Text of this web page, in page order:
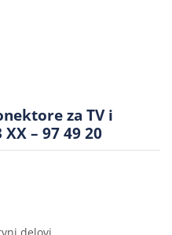
za TV i
– 97 49 20